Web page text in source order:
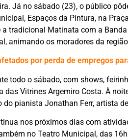
Já no sábado (23), o público
Espaços da Pintura, na
a tradicional Matinata com a
animando os moradores da
por perda de empregos
todo o sábado, com shows,
das Vitrines Argemiro Costa. À
pianista Jonathan Ferr, artista
nos próximos dias com
no Teatro Municipal, das